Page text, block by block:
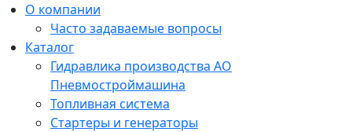
О компании
Часто задаваемые вопросы
Каталог
Гидравлика производства АО
Пневмостроймашина
Топливная система
Стартеры и генераторы